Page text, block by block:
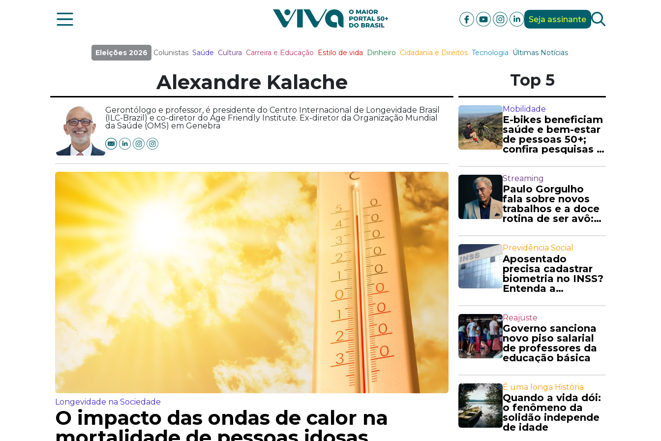
Seja assinante
Eleições 2026 Colunistas Saúde Cultura Carreira e Educação Estilo de vida Dinheiro Cidadania e Direitos Tecnologia Últimas Notícias
Alexandre Kalache
Gerontólogo e professor, é presidente do Centro Internacional de Longevidade Brasil
(ILC-Brazil) e co-diretor do Age Friendly Institute. Ex-diretor da Organização Mundial
da Saúde (OMS) em Genebra
Longevidade na Sociedade
O impacto das ondas de calor na
Top 5
Mobilidade
E-bikes beneficiam
saúde e bem-estar
de pessoas 50+;
confira pesquisas e
Streaming
Paulo Gorgulho
fala sobre novos
trabalhos e a doce
rotina de ser avô:
Previdência Social
Aposentado
precisa cadastrar
biometria no INSS?
Entenda a
Reajuste
Governo sanciona
novo piso salarial
de professores da
educação básica
É uma longa História
Quando a vida dói:
o fenômeno da
solidão independe
de idade